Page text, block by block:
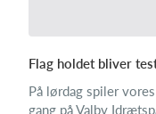
Flag holdet bliver
På lørdag spiler
gang på Valby